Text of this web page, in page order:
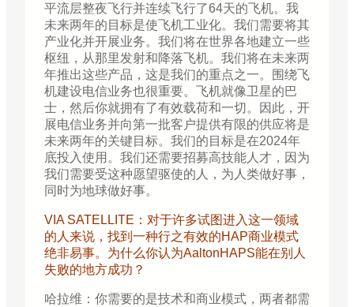
平流层整夜飞行并连续飞行了64天的飞机。我
未来两年的目标是使飞机工业化。我们需要将其
产业化并开展业务。我们将在世界各地建立一些
枢纽，从那里发射和降落飞机。我们将在未来两
年推出这些产品，这是我们的重点之一。围绕飞
机建设电信业务也很重要。飞机就像卫星的巴
士，然后你就拥有了有效载荷和一切。因此，开
展电信业务并向第一批客户提供有限的供应将是
未来两年的关键目标。我们的目标是在2024年
底投入使用。我们还需要招募高技能人才，因为
我们需要受这种愿望驱使的人，为人类做好事，
同时为地球做好事。
VIA SATELLITE：对于许多试图进入这一领域
的人来说，找到一种行之有效的HAP商业模式
绝非易事。为什么你认为AaltonHAPS能在别人
失败的地方成功？
哈拉维：你需要的是技术和商业模式，两者都需